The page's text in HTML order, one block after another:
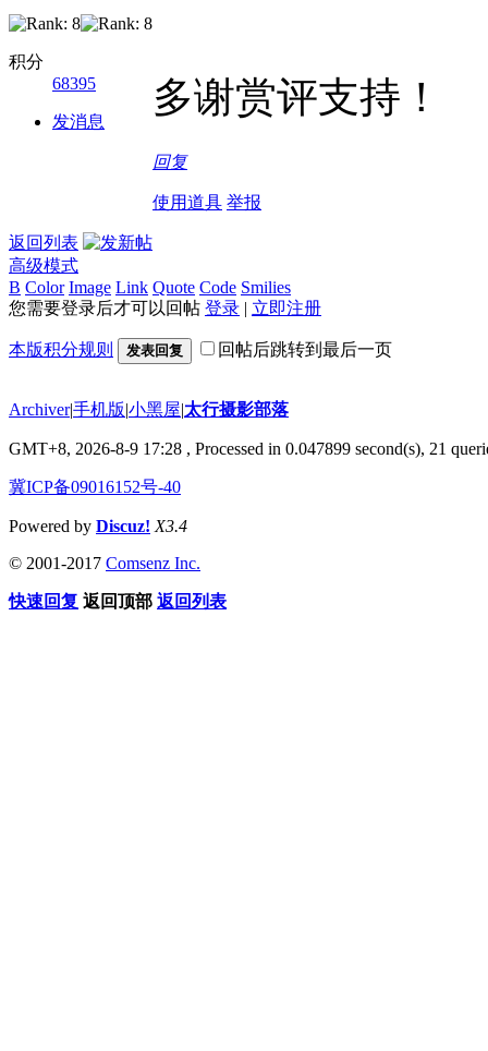
积分
68395
发消息
多谢赏评支持！
回复
使用道具 举报
返回列表
高级模式
B Color Image Link Quote Code Smilies
您需要登录后才可以回帖 登录 | 立即注册
本版积分规则 发表回复 回帖后跳转到最后一页
Archiver|手机版|小黑屋|太行摄影部落
GMT+8, 2026-8-9 17:28 , Processed in 0.047899 second(s), 21
冀ICP备09016152号-40
Powered by Discuz! X3.4
© 2001-2017 Comsenz Inc.
快速回复 返回顶部 返回列表